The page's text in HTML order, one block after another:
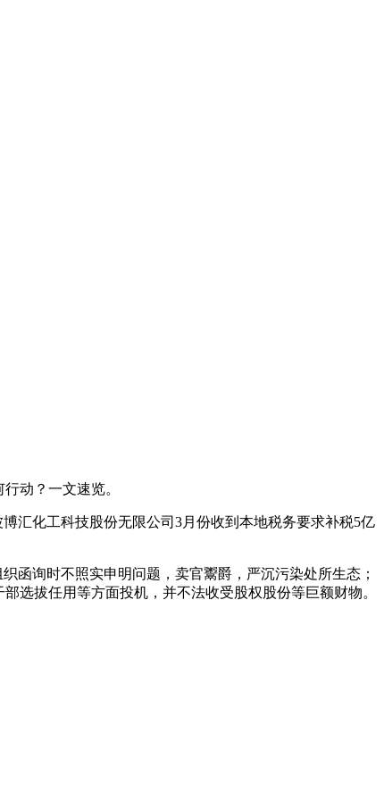
动？一文速览。
汇化工科技股份无限公司3月份收到本地税务要求补税5亿
询时不照实申明问题，卖官鬻爵，严沉污染处所生态；
选拔任用等方面投机，并不法收受股权股份等巨额财物。